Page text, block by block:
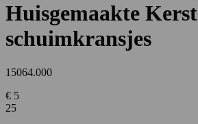
Huisgemaakte Kerst
schuimkransjes
15064.000
€ 5
25